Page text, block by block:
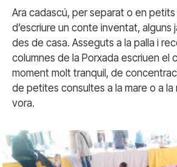
Ara cadascú, per separat o en petits
d’escriure un conte inventat,
des de casa. Asseguts a la palla i
columnes de la Porxada escriuen el
moment molt tranquil, de
de petites consultes a la mare o a la
vora.